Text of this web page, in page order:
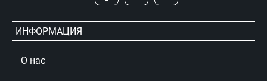
ИНФОРМАЦИЯ
О нас